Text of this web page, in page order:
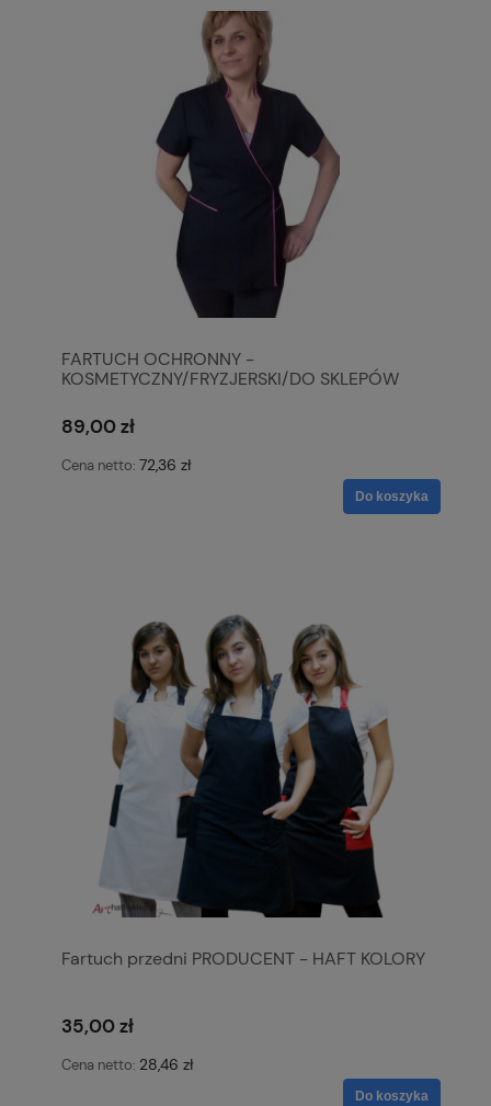
FARTUCH OCHRONNY -
KOSMETYCZNY/FRYZJERSKI/DO SKLEPÓW
89,00 zł
Cena netto: 72,36 zł
Do koszyka
Fartuch przedni PRODUCENT - HAFT KOLORY
35,00 zł
Cena netto: 28,46 zł
Do koszyka